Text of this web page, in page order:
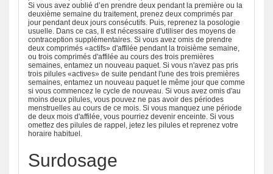
Si vous avez oublié d’en prendre deux pendant la première ou la
deuxième semaine du traitement, prenez deux comprimés par
jour pendant deux jours consécutifs. Puis, reprenez la posologie
usuelle. Dans ce cas, Il est nécessaire d'utiliser des moyens de
contraception supplémentaires. Si vous avez omis de prendre
deux comprimés «actifs» d'affilée pendant la troisième semaine,
ou trois comprimés d'affilée au cours des trois premières
semaines, entamez un nouveau paquet. Si vous n'avez pas pris
trois pilules «actives» de suite pendant l'une des trois premières
semaines, entamez un nouveau paquet le même jour que comme
si vous commencez le cycle de nouveau. Si vous avez omis d'au
moins deux pilules, vous pouvez ne pas avoir des périodes
menstruelles au cours de ce mois. Si vous manquez une période
de deux mois d'affilée, vous pourriez devenir enceinte. Si vous
omettez des pilules de rappel, jetez les pilules et reprenez votre
horaire habituel.
Surdosage